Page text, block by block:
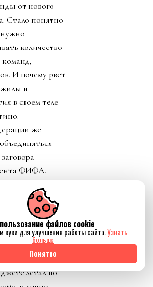
от нового
Стало понятно
количество
команд,
И почему рвет
жилы и
в своем теле
же
ФИФА.
В субботу было
Катар
Инфантино.
шеф ФИФА и
у них провел,
летал по
файлов cookie
куки для улучшения работы сайта.Узнать
больше
Понятно